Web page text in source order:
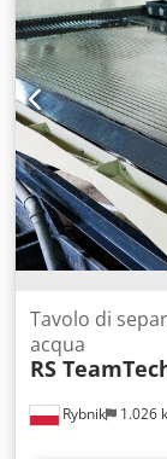
Rybnik 1.026
Tavolo di
acqua
RS